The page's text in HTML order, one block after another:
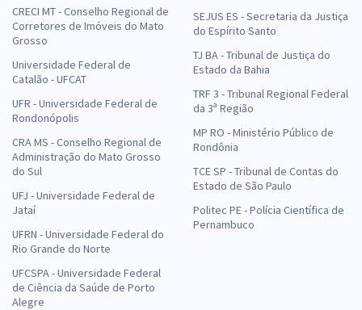
CRECI MT - Conselho Regional de
Corretores de Imóveis do Mato
Grosso
Universidade Federal de
Catalão - UFCAT
UFR - Universidade Federal de
Rondonópolis
CRA MS - Conselho Regional de
Administração do Mato Grosso
do Sul
UFJ - Universidade Federal de
Jataí
UFRN - Universidade Federal do
Rio Grande do Norte
UFCSPA - Universidade Federal
de Ciência da Saúde de Porto
Alegre
SEJUS ES - Secretaria da Justiça
do Espírito Santo
TJ BA - Tribunal de Justiça do
Estado da Bahia
TRF 3 - Tribunal Regional Federal
da 3ª Região
MP RO - Ministério Público de
Rondônia
TCE SP - Tribunal de Contas do
Estado de São Paulo
Politec PE - Polícia Científica de
Pernambuco